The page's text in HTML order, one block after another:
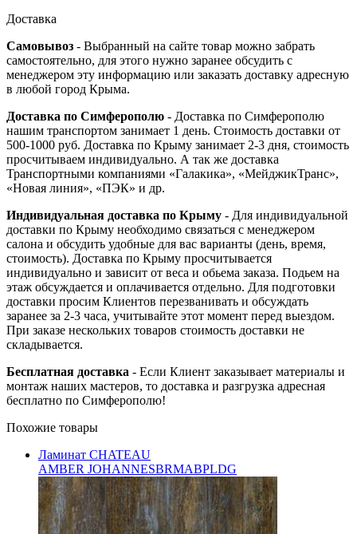
Доставка
Самовывоз - Выбранный на сайте товар можно забрать
самостоятельно, для этого нужно заранее обсудить с
менеджером эту информацию или заказать доставку адресную
в любой город Крыма.
Доставка по Симферополю - Доставка по Симферополю
нашим транспортом занимает 1 день. Стоимость доставки от
500-1000 руб. Доставка по Крыму занимает 2-3 дня, стоимость
просчитываем индивидуально. А так же доставка
Транспортными компаниями «Галакика», «МейджикТранс»,
«Новая линия», «ПЭК» и др.
Индивидуальная доставка по Крыму - Для индивидуальной
доставки по Крыму необходимо связаться с менеджером
салона и обсудить удобные для вас варианты (день, время,
стоимость). Доставка по Крыму просчитывается
индивидуально и зависит от веса и обьема заказа. Подьем на
этаж обсуждается и оплачивается отдельно. Для подготовки
доставки просим Клиентов перезванивать и обсуждать
заранее за 2-3 часа, учитывайте этот момент перед выездом.
При заказе нескольких товаров стоимость доставки не
складывается.
Бесплатная доставка - Если Клиент заказывает материалы и
монтаж наших мастеров, то доставка и разгрузка адресная
бесплатно по Симферополю!
Похожие товары
Ламинат CHATEAU
AMBER JOHANNESBRMABPLDG